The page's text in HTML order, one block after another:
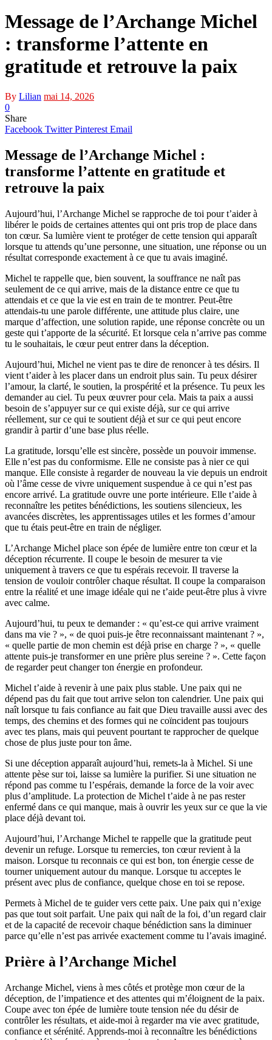
Message de l’Archange Michel
: transforme l’attente en
gratitude et retrouve la paix
By Lilian mai 14, 2026
0
Share
Facebook Twitter Pinterest Email
Message de l’Archange Michel :
transforme l’attente en gratitude et
retrouve la paix
Aujourd’hui, l’Archange Michel se rapproche de toi pour t’aider à
libérer le poids de certaines attentes qui ont pris trop de place dans
ton cœur. Sa lumière vient te protéger de cette tension qui apparaît
lorsque tu attends qu’une personne, une situation, une réponse ou un
résultat corresponde exactement à ce que tu avais imaginé.
Michel te rappelle que, bien souvent, la souffrance ne naît pas
seulement de ce qui arrive, mais de la distance entre ce que tu
attendais et ce que la vie est en train de te montrer. Peut-être
attendais-tu une parole différente, une attitude plus claire, une
marque d’affection, une solution rapide, une réponse concrète ou un
geste qui t’apporte de la sécurité. Et lorsque cela n’arrive pas comme
tu le souhaitais, le cœur peut entrer dans la déception.
Aujourd’hui, Michel ne vient pas te dire de renoncer à tes désirs. Il
vient t’aider à les placer dans un endroit plus sain. Tu peux désirer
l’amour, la clarté, le soutien, la prospérité et la présence. Tu peux les
demander au ciel. Tu peux œuvrer pour cela. Mais ta paix a aussi
besoin de s’appuyer sur ce qui existe déjà, sur ce qui arrive
réellement, sur ce qui te soutient déjà et sur ce qui peut encore
grandir à partir d’une base plus réelle.
La gratitude, lorsqu’elle est sincère, possède un pouvoir immense.
Elle n’est pas du conformisme. Elle ne consiste pas à nier ce qui
manque. Elle consiste à regarder de nouveau la vie depuis un endroit
où l’âme cesse de vivre uniquement suspendue à ce qui n’est pas
encore arrivé. La gratitude ouvre une porte intérieure. Elle t’aide à
reconnaître les petites bénédictions, les soutiens silencieux, les
avancées discrètes, les apprentissages utiles et les formes d’amour
que tu étais peut-être en train de négliger.
L’Archange Michel place son épée de lumière entre ton cœur et la
déception récurrente. Il coupe le besoin de mesurer ta vie
uniquement à travers ce que tu espérais recevoir. Il traverse la
tension de vouloir contrôler chaque résultat. Il coupe la comparaison
entre la réalité et une image idéale qui ne t’aide peut-être plus à vivre
avec calme.
Aujourd’hui, tu peux te demander : « qu’est-ce qui arrive vraiment
dans ma vie ? », « de quoi puis-je être reconnaissant maintenant ? »,
« quelle partie de mon chemin est déjà prise en charge ? », « quelle
attente puis-je transformer en une prière plus sereine ? ». Cette façon
de regarder peut changer ton énergie en profondeur.
Michel t’aide à revenir à une paix plus stable. Une paix qui ne
dépend pas du fait que tout arrive selon ton calendrier. Une paix qui
naît lorsque tu fais confiance au fait que Dieu travaille aussi avec des
temps, des chemins et des formes qui ne coïncident pas toujours
avec tes plans, mais qui peuvent pourtant te rapprocher de quelque
chose de plus juste pour ton âme.
Si une déception apparaît aujourd’hui, remets-la à Michel. Si une
attente pèse sur toi, laisse sa lumière la purifier. Si une situation ne
répond pas comme tu l’espérais, demande la force de la voir avec
plus d’amplitude. La protection de Michel t’aide à ne pas rester
enfermé dans ce qui manque, mais à ouvrir les yeux sur ce que la vie
place déjà devant toi.
Aujourd’hui, l’Archange Michel te rappelle que la gratitude peut
devenir un refuge. Lorsque tu remercies, ton cœur revient à la
maison. Lorsque tu reconnais ce qui est bon, ton énergie cesse de
tourner uniquement autour du manque. Lorsque tu acceptes le
présent avec plus de confiance, quelque chose en toi se repose.
Permets à Michel de te guider vers cette paix. Une paix qui n’exige
pas que tout soit parfait. Une paix qui naît de la foi, d’un regard clair
et de la capacité de recevoir chaque bénédiction sans la diminuer
parce qu’elle n’est pas arrivée exactement comme tu l’avais imaginé.
Prière à l’Archange Michel
Archange Michel, viens à mes côtés et protège mon cœur de la
déception, de l’impatience et des attentes qui m’éloignent de la paix.
Coupe avec ton épée de lumière toute tension née du désir de
contrôler les résultats, et aide-moi à regarder ma vie avec gratitude,
confiance et sérénité. Apprends-moi à reconnaître les bénédictions